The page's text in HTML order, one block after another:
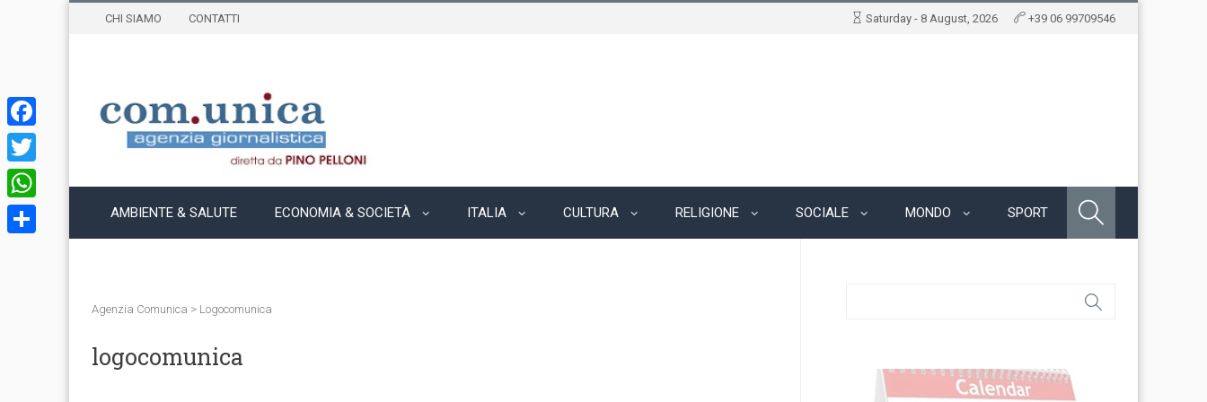
CHI SIAMO CONTATTI Saturday - 8 August, 2026 +39 06 99709546
AMBIENTE & SALUTE ECONOMIA & SOCIETÀ ITALIA CULTURA RELIGIONE SOCIALE MONDO SPORT
Agenzia Comunica > Logocomunica
logocomunica
Facebook
Twitter
WhatsApp